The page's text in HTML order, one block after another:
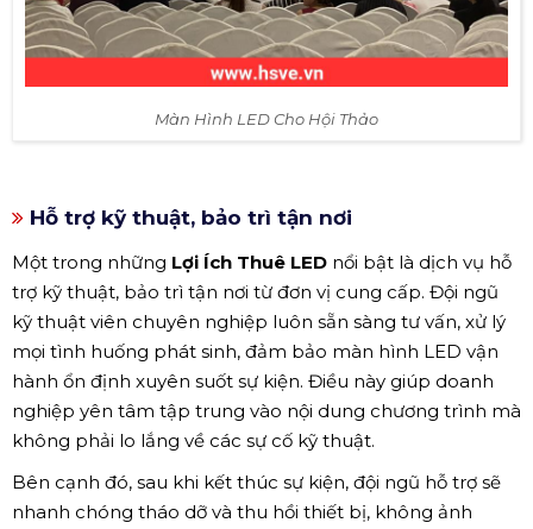
Màn Hình LED Cho Hội Thảo
Hỗ trợ kỹ thuật, bảo trì tận nơi
Một trong những Lợi Ích Thuê LED nổi bật là dịch vụ hỗ
trợ kỹ thuật, bảo trì tận nơi từ đơn vị cung cấp. Đội ngũ
kỹ thuật viên chuyên nghiệp luôn sẵn sàng tư vấn, xử lý
mọi tình huống phát sinh, đảm bảo màn hình LED vận
hành ổn định xuyên suốt sự kiện. Điều này giúp doanh
nghiệp yên tâm tập trung vào nội dung chương trình mà
không phải lo lắng về các sự cố kỹ thuật.
Bên cạnh đó, sau khi kết thúc sự kiện, đội ngũ hỗ trợ sẽ
nhanh chóng tháo dỡ và thu hồi thiết bị, không ảnh